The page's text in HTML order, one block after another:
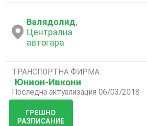
Валядолид,
Централна
автогара
ТРАНСПОРТНА ФИРМА:
Юнион-Ивкони
Последна актуализация 06/03/2018
ГРЕШНО
РАЗПИСАНИЕ